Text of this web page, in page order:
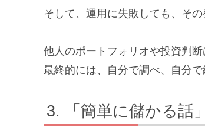
そして、運用に失敗しても、そ
他人のポートフォリオや投資判
最終的には、自分で調べ、自分
「簡単に儲かる話